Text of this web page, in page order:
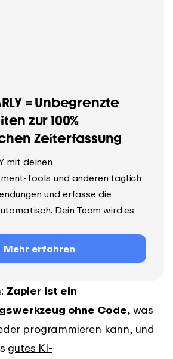
= Unbegrenzte
zur 100%
Zeiterfassung
mit deinen
Tools und anderen täglich
und erfasse die
Dein Team wird es
Mehr erfahren
Zapier ist ein
ohne Code, was
programmieren kann, und
gutes KI-